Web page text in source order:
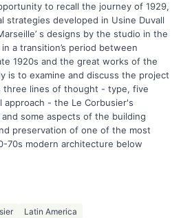
to recall the journey of 1929,
strategies developed in Usine Duvall
s designs by the studio in the
a transition’s period between
1920s and the great works of the
is to examine and discuss the project
three lines of thought - type, five
approach - the Le Corbusier's
some aspects of the building
preservation of one of the most
70s modern architecture below
Latin America